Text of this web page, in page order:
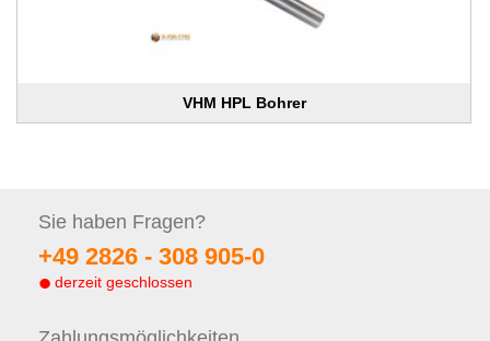
VHM HPL Bohrer
Sie haben Fragen?
+49 2826 - 308 905-0
derzeit geschlossen